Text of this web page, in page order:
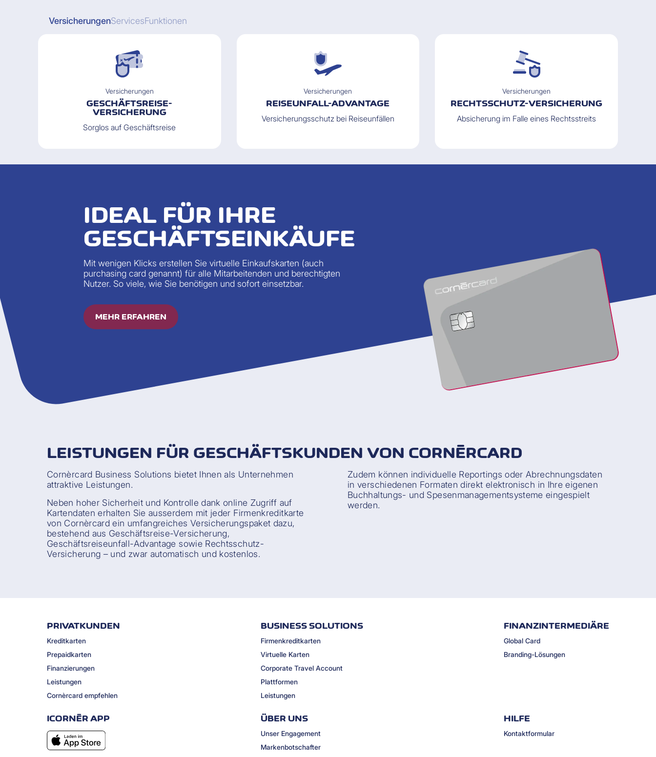
VersicherungenServicesFunktionen
Versicherungen
GESCHÄFTSREISE-
VERSICHERUNG
Sorglos auf Geschäftsreise
Versicherungen
REISEUNFALL-ADVANTAGE
Versicherungsschutz bei Reiseunfällen
Versicherungen
RECHTSSCHUTZ-VERSICHERUNG
Absicherung im Falle eines Rechtsstreits
IDEAL FÜR IHRE
GESCHÄFTSEINKÄUFE
Mit wenigen Klicks erstellen Sie virtuelle Einkaufskarten (auch
purchasing card genannt) für alle Mitarbeitenden und berechtigten
Nutzer. So viele, wie Sie benötigen und sofort einsetzbar.
MEHR ERFAHREN
LEISTUNGEN FÜR GESCHÄFTSKUNDEN VON CORNÈRCARD
Cornèrcard Business Solutions bietet Ihnen als Unternehmen
attraktive Leistungen.
Neben hoher Sicherheit und Kontrolle dank online Zugriff auf
Kartendaten erhalten Sie ausserdem mit jeder Firmenkreditkarte
von Cornèrcard ein umfangreiches Versicherungspaket dazu,
bestehend aus Geschäftsreise-Versicherung,
Geschäftsreiseunfall-Advantage sowie Rechtsschutz-
Versicherung – und zwar automatisch und kostenlos.
Zudem können individuelle Reportings oder Abrechnungsdaten
in verschiedenen Formaten direkt elektronisch in Ihre eigenen
Buchhaltungs- und Spesenmanagementsysteme eingespielt
werden.
PRIVATKUNDEN
Kreditkarten
Prepaidkarten
Finanzierungen
Leistungen
Cornèrcard empfehlen
BUSINESS SOLUTIONS
Firmenkreditkarten
Virtuelle Karten
Corporate Travel Account
Plattformen
Leistungen
FINANZINTERMEDIÄRE
Global Card
Branding-Lösungen
ICORNÈR APP ÜBER UNS
Unser Engagement
Markenbotschafter
HILFE
Kontaktformular